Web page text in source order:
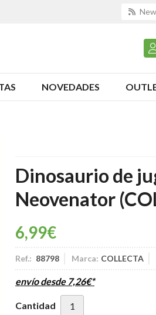
NOVEDADES
Dinosaurio de
Neovenator
6,99€
Ref.: 88798 Marca: COLLECTA
envío desde 7,26€*
Cantidad